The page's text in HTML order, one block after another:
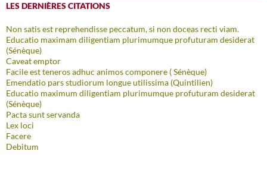
LES DERNIÈRES CITATIONS
Non satis est reprehendisse peccatum, si non doceas recti viam.
Educatio maximam diligentiam plurimumque profuturam desiderat
(Sénèque)
Caveat emptor
Facile est teneros adhuc animos componere ( Sénèque)
Emendatio pars studiorum longue utilissima (Quintilien)
Educatio maximum diligentiam plurimumque profuturam desiderat
(Sénèque)
Pacta sunt servanda
Lex loci
Facere
Debitum